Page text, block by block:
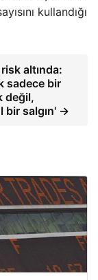
kullandığı
altında:
sadece bir
değil,
bir salgın' →